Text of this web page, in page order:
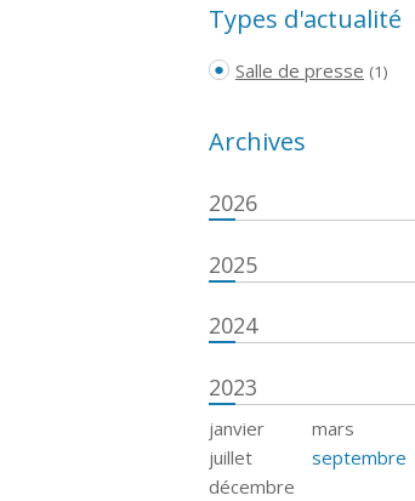
Types d'actualité
Salle de presse (1)
Archives
2026
2025
2024
2023
janvier mars
juillet
septembre
décembre